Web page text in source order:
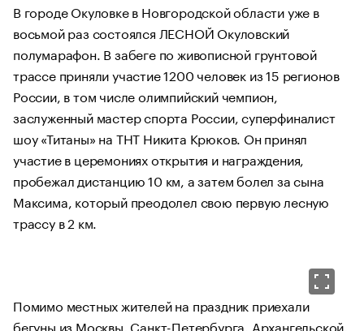
В городе Окуловке в Новгородской области уже в
восьмой раз состоялся ЛЕСНОЙ Окуловский
полумарафон. В забеге по живописной грунтовой
трассе приняли участие 1200 человек из 15 регионов
России, в том числе олимпийский чемпион,
заслуженный мастер спорта России, суперфиналист
шоу «Титаны» на ТНТ Никита Крюков. Он принял
участие в церемониях открытия и награждения,
пробежал дистанцию 10 км, а затем болел за сына
Максима, который преодолел свою первую лесную
трассу в 2 км.
Помимо местных жителей на праздник приехали
бегуны из Москвы, Санкт-Петербурга, Архангельской,